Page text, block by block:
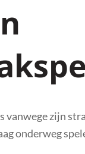
vanwege zijn
onderweg